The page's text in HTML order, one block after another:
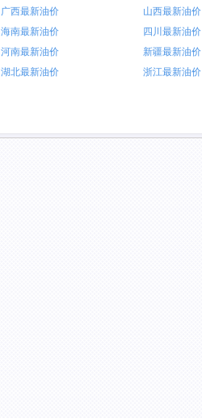
广西最新油价
山西最新油价
海南最新油价
四川最新油价
河南最新油价
新疆最新油价
湖北最新油价
浙江最新油价